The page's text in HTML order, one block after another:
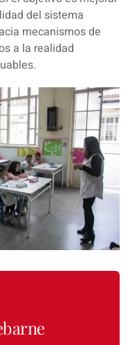
del sistema
mecanismos de
a la realidad